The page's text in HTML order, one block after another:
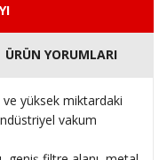
ÜRÜN YORUMLARI
yüksek miktardaki
vakum